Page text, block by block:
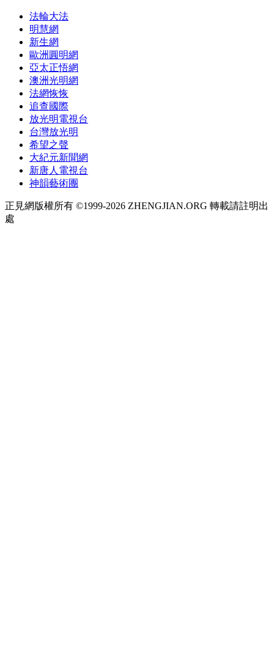
法輪大法
明慧網
新生網
歐洲圓明網
亞太正悟網
澳洲光明網
法網恢恢
追查國際
放光明電視台
台灣放光明
希望之聲
大紀元新聞網
新唐人電視台
神韻藝術團
正見網版權所有 ©1999-2026 ZHENGJIAN.ORG 轉載請註明出
處